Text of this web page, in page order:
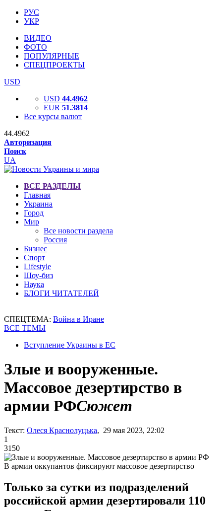
РУС
УКР
ВИДЕО
ФОТО
ПОПУЛЯРНЫЕ
СПЕЦПРОЕКТЫ
USD
USD 44.4962
EUR 51.3814
Все курсы валют
44.4962
Авторизация
Поиск
UA
ВСЕ РАЗДЕЛЫ
Главная
Украина
Город
Мир
Все новости раздела
Россия
Бизнес
Спорт
Lifestyle
Шоу-биз
Наука
БЛОГИ ЧИТАТЕЛЕЙ
СПЕЦТЕМА: Война в Иране
ВСЕ ТЕМЫ
Вступление Украины в ЕС
Злые и вооруженные.
Массовое дезертирство в
армии РФСюжет
Текст: Олеся Краснолуцька, 29 мая 2023, 22:02
1
3150
В армии оккупантов фиксируют массовое дезертирство
Только за сутки из подразделений
российской армии дезертировали 110